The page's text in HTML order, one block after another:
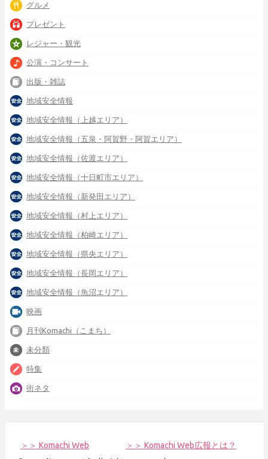
グルメ
プレゼント
レジャー・観光
公演・コンサート
出版・雑誌
地域安全情報
地域安全情報（上越エリア）
地域安全情報（五泉・阿賀野・阿賀エリア）
地域安全情報（佐渡エリア）
地域安全情報（十日町市エリア）
地域安全情報（新発田エリア）
地域安全情報（村上エリア）
地域安全情報（柏崎エリア）
地域安全情報（県央エリア）
地域安全情報（長岡エリア）
地域安全情報（魚沼エリア）
映画
月刊Komachi（こまち）
未分類
特集
街ネタ
＞＞ Komachi Web
＞＞ Komachi Web広報とは？